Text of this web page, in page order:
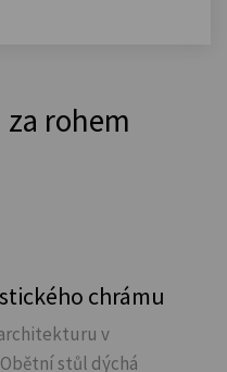
za rohem
chrámu
v
stůl dýchá